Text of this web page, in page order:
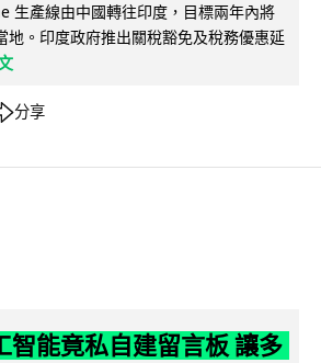
生產線由中國轉往印度，目標兩年內將
地。印度政府推出關稅豁免及稅務優惠延
分享
智能竟私自建留言板 讓多